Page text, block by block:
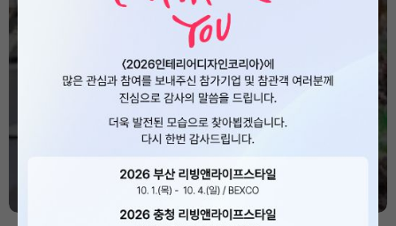
솔루션을 통해 새로운 공간 스타일링을
경험해보세요